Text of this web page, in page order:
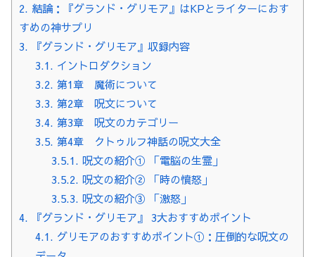
2. 結論：『グランド・グリモア』はKPとライターにおす
すめの神サプリ
3. 『グランド・グリモア』収録内容
3.1. イントロダクション
3.2. 第1章 魔術について
3.3. 第2章 呪文について
3.4. 第3章 呪文のカテゴリー
3.5. 第4章 クトゥルフ神話の呪文大全
3.5.1. 呪文の紹介① 「電脳の生霊」
3.5.2. 呪文の紹介② 「時の憤怒」
3.5.3. 呪文の紹介③ 「激怒」
4. 『グランド・グリモア』 3大おすすめポイント
4.1. グリモアのおすすめポイント①：圧倒的な呪文の